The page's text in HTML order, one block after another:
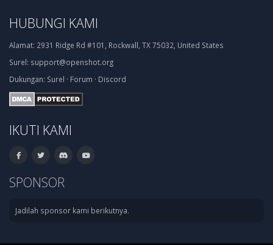
HUBUNGI KAMI
Alamat: 2931 Ridge Rd #101, Rockwall, TX 75032, United States
Surel: support@openshot.org
Dukungan: Surel · Forum · Discord
IKUTI KAMI
SPONSOR
Jadilah sponsor kami berikutnya.